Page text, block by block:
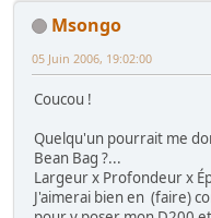
Msongo
05 Juin 2006, 19:02:00
Coucou !
Quelqu'un pourrait me
Bean Bag ?...
Largeur x Profondeur x
J'aimerai bien en (faire)